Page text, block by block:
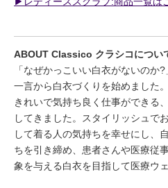
ABOUT Classico クラシコについ
「なぜかっこいい白衣がないのか
一言から白衣づくりを始めました
きれいで気持ち良く仕事ができる
してきました。スタイリッシュで
して着る人の気持ちを幸せにし、
ちを引き締め、患者さんや医療従
象を与える白衣を目指して医療ウ